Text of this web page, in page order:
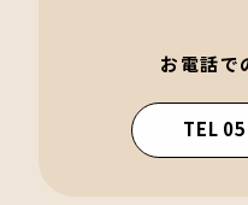
お電話で
TEL